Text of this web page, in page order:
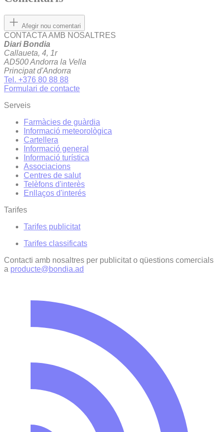
Afegir nou comentari
CONTACTA AMB NOSALTRES
Diari Bondia
Callaueta, 4, 1r
AD500 Andorra la Vella
Principat d'Andorra
Tel. +376 80 88 88
Formulari de contacte
Serveis
Farmàcies de guàrdia
Informació meteorològica
Cartellera
Informació general
Informació turística
Associacions
Centres de salut
Telèfons d'interès
Enllaços d'interés
Tarifes
Tarifes publicitat
Tarifes classificats
Contacti amb nosaltres per publicitat o qüestions comercials
a producte@bondia.ad